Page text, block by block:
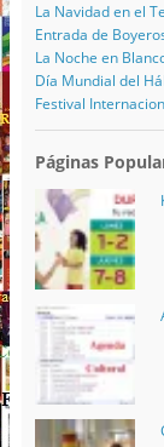
La Navidad en el
Entrada de
La Noche en
Día Mundial del
Festival
Páginas